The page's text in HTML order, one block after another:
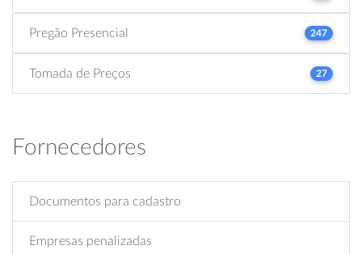
Pregão Presencial 247
Tomada de Preços 27
Fornecedores
Documentos para cadastro
Empresas penalizadas